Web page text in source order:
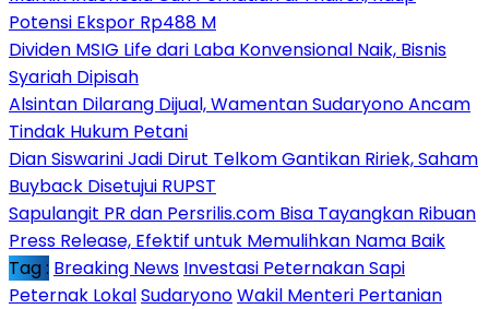
Potensi Ekspor Rp488 M
Dividen MSIG Life dari Laba Konvensional Naik, Bisnis
Syariah Dipisah
Alsintan Dilarang Dijual, Wamentan Sudaryono Ancam
Tindak Hukum Petani
Dian Siswarini Jadi Dirut Telkom Gantikan Ririek, Saham
Buyback Disetujui RUPST
Sapulangit PR dan Persrilis.com Bisa Tayangkan Ribuan
Press Release, Efektif untuk Memulihkan Nama Baik
Tag : Breaking News Investasi Peternakan Sapi
Peternak LokalSudaryonoWakil Menteri Pertanian